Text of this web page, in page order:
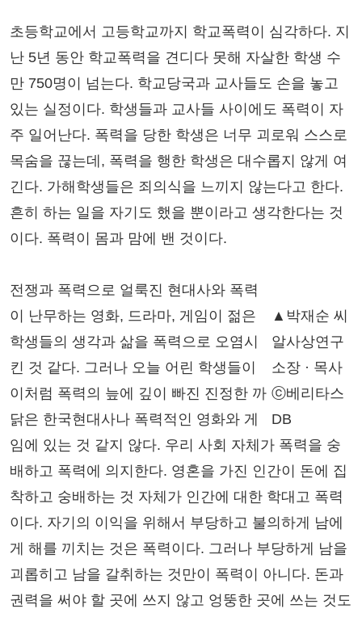
초등학교에서 고등학교까지 학교폭력이 심각하다. 지
난 5년 동안 학교폭력을 견디다 못해 자살한 학생 수
만 750명이 넘는다. 학교당국과 교사들도 손을 놓고
있는 실정이다. 학생들과 교사들 사이에도 폭력이 자
주 일어난다. 폭력을 당한 학생은 너무 괴로워 스스로
목숨을 끊는데, 폭력을 행한 학생은 대수롭지 않게 여
긴다. 가해학생들은 죄의식을 느끼지 않는다고 한다.
흔히 하는 일을 자기도 했을 뿐이라고 생각한다는 것
이다. 폭력이 몸과 맘에 밴 것이다.
▲박재순 씨
알사상연구
소장 · 목사
ⓒ베리타스
DB
전쟁과 폭력으로 얼룩진 현대사와 폭력
이 난무하는 영화, 드라마, 게임이 젊은
학생들의 생각과 삶을 폭력으로 오염시
킨 것 같다. 그러나 오늘 어린 학생들이
이처럼 폭력의 늪에 깊이 빠진 진정한 까
닭은 한국현대사나 폭력적인 영화와 게
임에 있는 것 같지 않다. 우리 사회 자체가 폭력을 숭
배하고 폭력에 의지한다. 영혼을 가진 인간이 돈에 집
착하고 숭배하는 것 자체가 인간에 대한 학대고 폭력
이다. 자기의 이익을 위해서 부당하고 불의하게 남에
게 해를 끼치는 것은 폭력이다. 그러나 부당하게 남을
괴롭히고 남을 갈취하는 것만이 폭력이 아니다. 돈과
권력을 써야 할 곳에 쓰지 않고 엉뚱한 곳에 쓰는 것도